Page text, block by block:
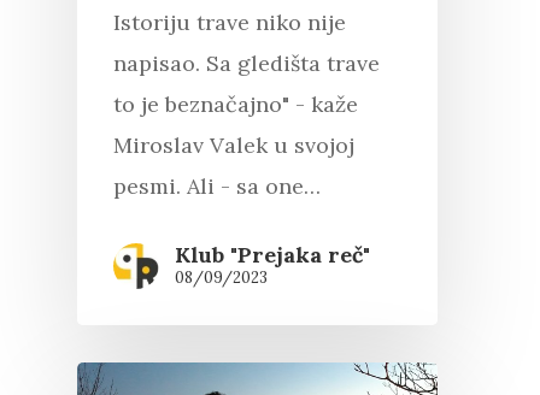
Istoriju trave niko nije
napisao. Sa gledišta trave
to je beznačajno" - kaže
Miroslav Valek u svojoj
pesmi. Ali - sa one…
Klub "Prejaka reč"
08/09/2023